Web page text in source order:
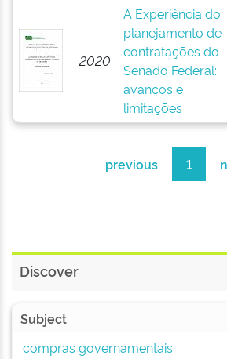
2020
A Experiência do
planejamento de
contratações do
Senado Federal:
avanços e
limitações
previous 1
Discover
Subject
compras governamentais